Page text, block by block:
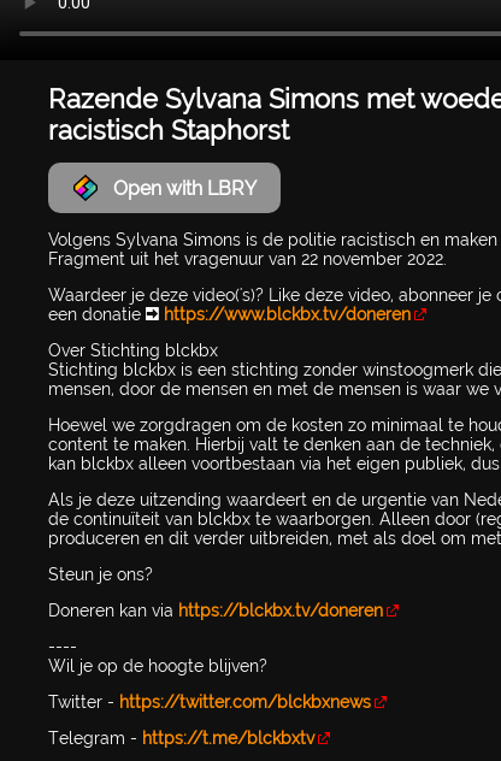
Razende Sylvana Simons met
racistisch Staphorst
Open with LBRY
Volgens Sylvana Simons is de politie racistisch en
Fragment uit het vragenuur van 22 november 2022.
Waardeer je deze video('s)? Like deze video, abonneer
een donatie ➡ https://www.blckbx.tv/doneren
Over Stichting blckbx
Stichting blckbx is een stichting zonder winstoogmerk
mensen, door de mensen en met de mensen is waar we
Hoewel we zorgdragen om de kosten zo minimaal te
content te maken. Hierbij valt te denken aan de
kan blckbx alleen voortbestaan via het eigen publiek,
Als je deze uitzending waardeert en de urgentie van
de continuïteit van blckbx te waarborgen. Alleen door
produceren en dit verder uitbreiden, met als doel om
Steun je ons?
Doneren kan via https://blckbx.tv/doneren
----
Wil je op de hoogte blijven?
Twitter - https://twitter.com/blckbxnews
Telegram - https://t.me/blckbxtv